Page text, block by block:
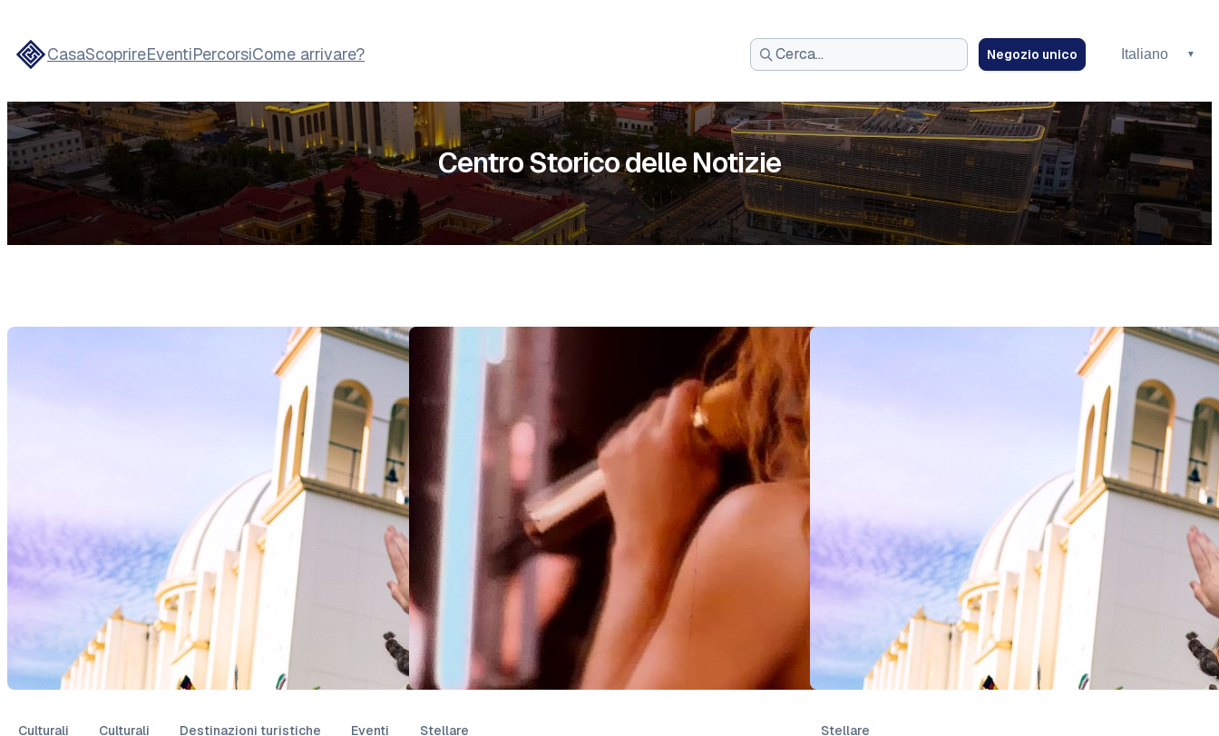
CasaScoprireEventiPercorsiCome arrivare?
per:
Negozio unico
Centro Storico delle Notizie
Culturali Culturali Destinazioni turistiche
Eventi
Stellare Stellare